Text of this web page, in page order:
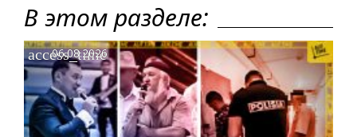
В этом разделе:
access_time
06.08.2026